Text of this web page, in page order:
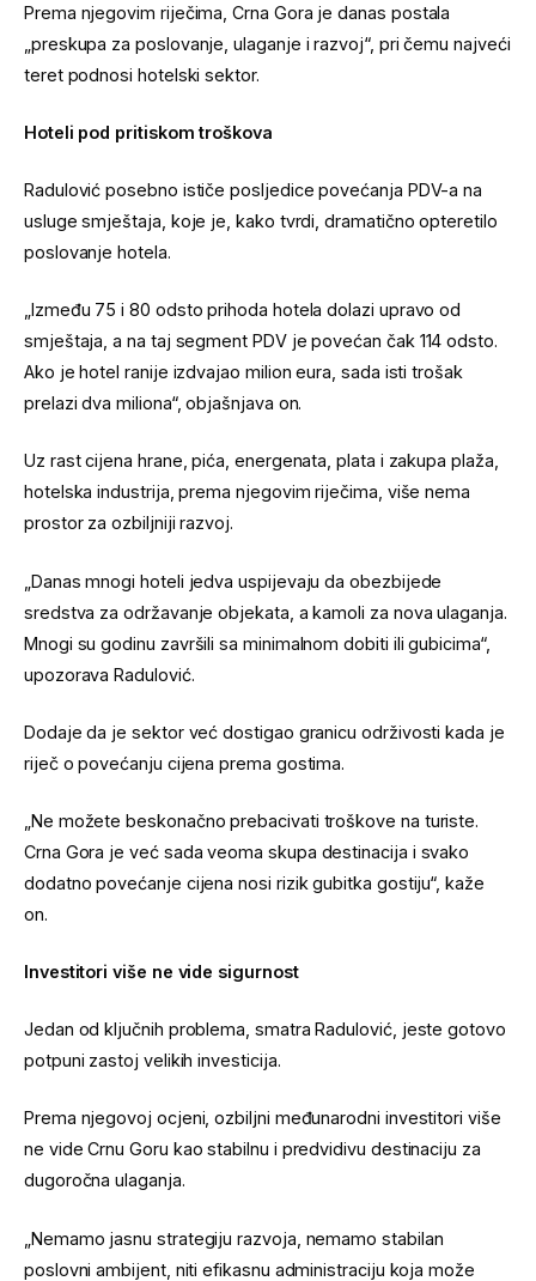
Prema njegovim riječima, Crna Gora je danas postala
„preskupa za poslovanje, ulaganje i razvoj“, pri čemu najveći
teret podnosi hotelski sektor.
Hoteli pod pritiskom troškova
Radulović posebno ističe posljedice povećanja PDV-a na
usluge smještaja, koje je, kako tvrdi, dramatično opteretilo
poslovanje hotela.
„Između 75 i 80 odsto prihoda hotela dolazi upravo od
smještaja, a na taj segment PDV je povećan čak 114 odsto.
Ako je hotel ranije izdvajao milion eura, sada isti trošak
prelazi dva miliona“, objašnjava on.
Uz rast cijena hrane, pića, energenata, plata i zakupa plaža,
hotelska industrija, prema njegovim riječima, više nema
prostor za ozbiljniji razvoj.
„Danas mnogi hoteli jedva uspijevaju da obezbijede
sredstva za održavanje objekata, a kamoli za nova ulaganja.
Mnogi su godinu završili sa minimalnom dobiti ili gubicima“,
upozorava Radulović.
Dodaje da je sektor već dostigao granicu održivosti kada je
riječ o povećanju cijena prema gostima.
„Ne možete beskonačno prebacivati troškove na turiste.
Crna Gora je već sada veoma skupa destinacija i svako
dodatno povećanje cijena nosi rizik gubitka gostiju“, kaže
on.
Investitori više ne vide sigurnost
Jedan od ključnih problema, smatra Radulović, jeste gotovo
potpuni zastoj velikih investicija.
Prema njegovoj ocjeni, ozbiljni međunarodni investitori više
ne vide Crnu Goru kao stabilnu i predvidivu destinaciju za
dugoročna ulaganja.
„Nemamo jasnu strategiju razvoja, nemamo stabilan
poslovni ambijent, niti efikasnu administraciju koja može